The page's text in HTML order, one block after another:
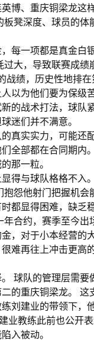
博、重庆铜梁龙这
板凳深度、球员的
每一项都是真金白
过大，导致联赛成
战绩，历史性地排在
以为他们要为保级
的战术打法，球队
迷们并不满意。
真实实力，可能还
全部都在合同期内
那一粒。
得与球队格格不入
怨他射门把握机会
都显得困难，缺乏
合约，赛季至今出
，对于小本经营的
难再往上冲击更高
球队的管理层需
的重庆铜梁龙。 这
刘建业的带领下，
业教练此前也公开
入被动。